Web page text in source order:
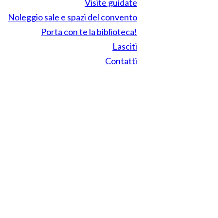
Visite guidate
Noleggio sale e spazi del convento
Porta con te la biblioteca!
Lasciti
Contatti